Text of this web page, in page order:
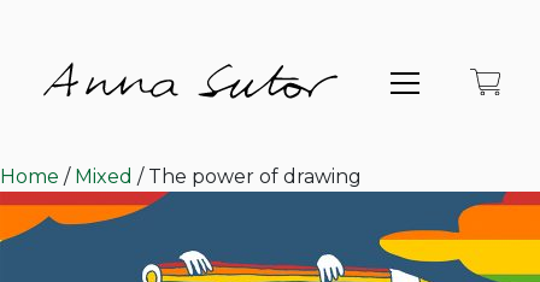
Home / Mixed / The power of drawing